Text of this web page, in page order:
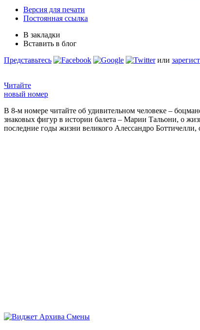
Версия для печати
Постоянная ссылка
В закладки
Вставить в блог
Представьтесь
или
Читайте
новый номер
В 8-м номере читайте об удивительном человеке –
знаковых фигур в истории балета – Марии Тальони, о
последние годы жизни великого Алессандро